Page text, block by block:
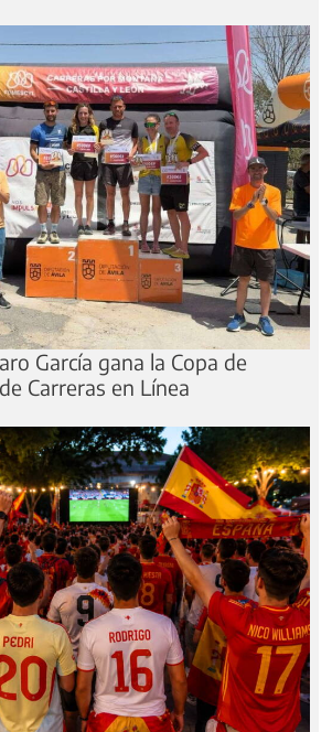
García gana la Copa de
Carreras en Línea